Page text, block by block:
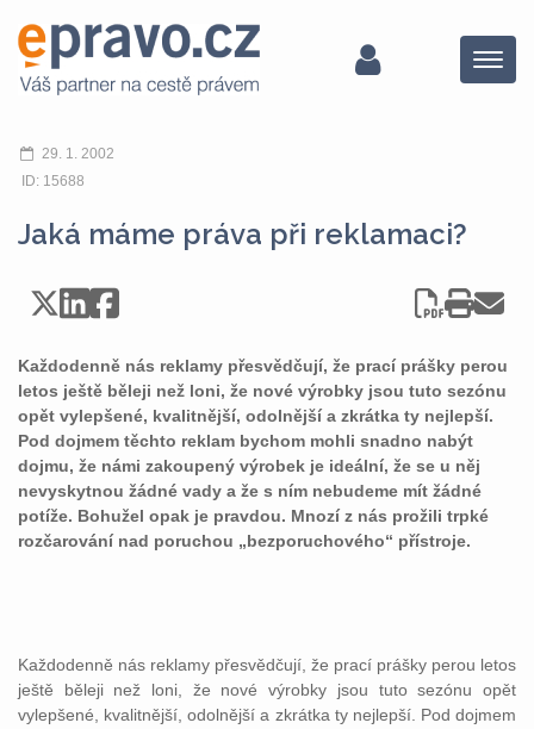
Menu
29. 1. 2002
ID: 15688
Jaká máme práva při reklamaci?
Každodenně nás reklamy přesvědčují, že prací prášky perou
letos ještě běleji než loni, že nové výrobky jsou tuto sezónu
opět vylepšené, kvalitnější, odolnější a zkrátka ty nejlepší.
Pod dojmem těchto reklam bychom mohli snadno nabýt
dojmu, že námi zakoupený výrobek je ideální, že se u něj
nevyskytnou žádné vady a že s ním nebudeme mít žádné
potíže. Bohužel opak je pravdou. Mnozí z nás prožili trpké
rozčarování nad poruchou „bezporuchového“ přístroje.
Každodenně nás reklamy přesvědčují, že prací prášky perou letos
ještě běleji než loni, že nové výrobky jsou tuto sezónu opět
vylepšené, kvalitnější, odolnější a zkrátka ty nejlepší. Pod dojmem